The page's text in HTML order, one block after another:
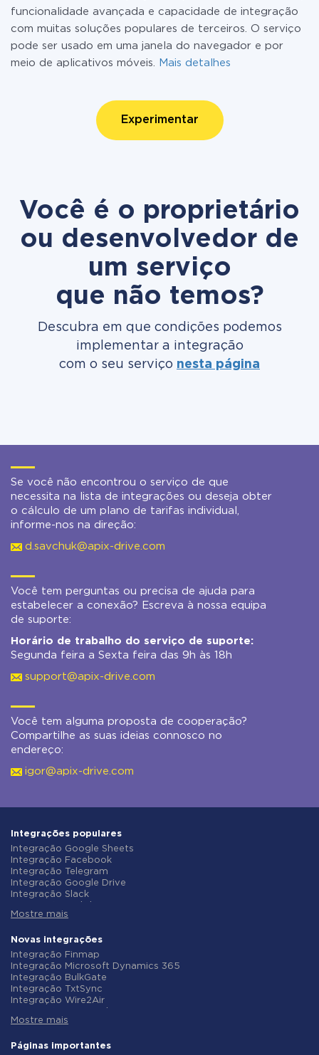
funcionalidade avançada e capacidade de integração
com muitas soluções populares de terceiros. O serviço
pode ser usado em uma janela do navegador e por
meio de aplicativos móveis.
Mais detalhes
Experimentar
Você é o proprietário
ou desenvolvedor de
um serviço
que não temos?
Descubra em que condições podemos
implementar a integração
com o seu serviço nesta página
Se você não encontrou o serviço de que
necessita na lista de integrações ou deseja obter
o cálculo de um plano de tarifas individual,
informe-nos na direção:
d.savchuk@apix-drive.com
Você tem perguntas ou precisa de ajuda para
estabelecer a conexão? Escreva à nossa equipa
de suporte:
Horário de trabalho do serviço de suporte:
Segunda feira a Sexta feira das 9h às 18h
support@apix-drive.com
Você tem alguma proposta de cooperação?
Compartilhe as suas ideias connosco no
endereço:
igor@apix-drive.com
Integrações populares
Integração Google Sheets
Integração Facebook
Integração Telegram
Integração Google Drive
Integração Slack
Integração Gmail
Integração ClickUp
Integração Airtable
Integração Google Contacts
Integração OpenAI (ChatGPT)
Integração Instagram
Integração ActiveCampaign
Integração Typeform
Integração Salesforce CRM
Integração Notion
Mostre mais
Novas integrações
Integração Finmap
Integração Microsoft Dynamics 365
Integração BulkGate
Integração TxtSync
Integração Wire2Air
Integração Infobip
Integração AtomPark
Mostre mais
Páginas importantes